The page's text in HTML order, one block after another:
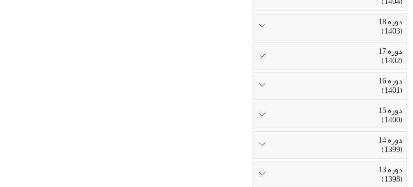
دوره 18
(1403)
دوره 17
(1402)
دوره 16
(1401)
دوره 15
(1400)
دوره 14
(1399)
دوره 13
(1398)